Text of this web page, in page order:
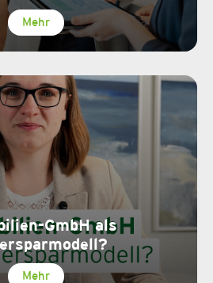
Mehr
GmbH als
Mehr